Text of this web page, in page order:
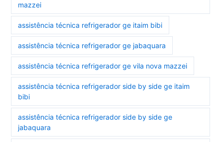
mazzei
assistência técnica refrigerador ge itaim bibi
assistência técnica refrigerador ge jabaquara
assistência técnica refrigerador ge vila nova mazzei
assistência técnica refrigerador side by side ge itaim
bibi
assistência técnica refrigerador side by side ge
jabaquara